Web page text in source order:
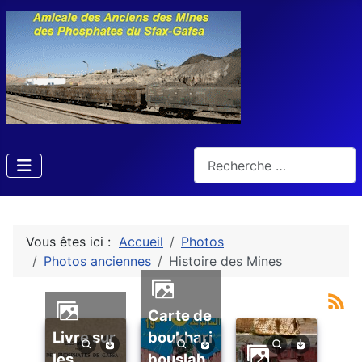
Vous êtes ici : Accueil
Photos
Photos anciennes
Histoire des Mines
livre sur
carte de
boukhari